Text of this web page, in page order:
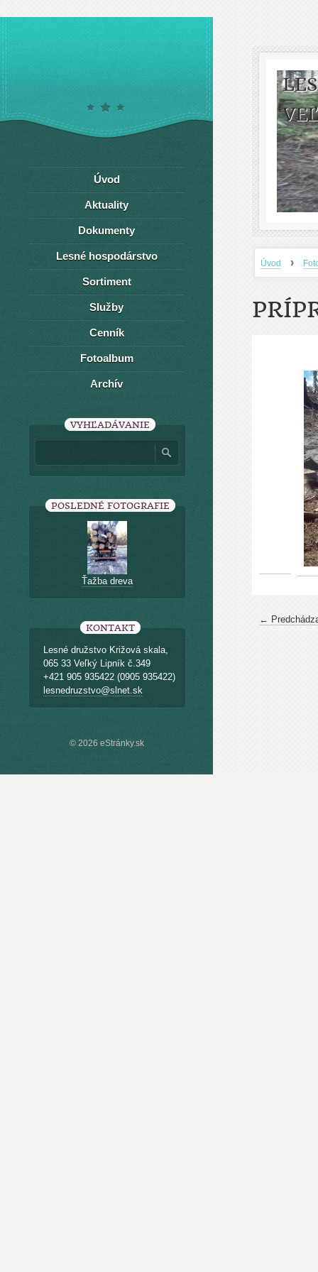
Úvod ›
←
Úvod
Aktuality
Dokumenty
Lesné hospodárstvo
Sortiment
Služby
Cenník
Fotoalbum
Archív
VYHĽADÁVANIE
POSLEDNÉ FOTOGRAFIE
Ťažba dreva
KONTAKT
Lesné družstvo Križová skala,
065 33 Veľký Lipník č.349
+421 905 935422 (0905 935422)
lesnedruzstvo@slnet.sk
© 2026 eStránky.sk